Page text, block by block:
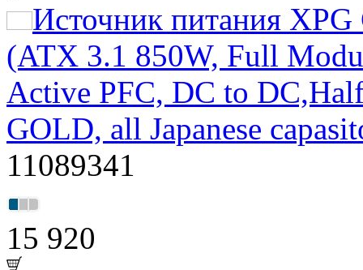
Источник питания
(ATX 3.1 850W, Full
Active PFC, DC to
GOLD, all Japanese
11089341
15 920